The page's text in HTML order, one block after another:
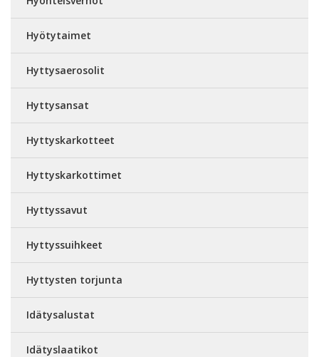
Hyötytaimet
Hyttysaerosolit
Hyttysansat
Hyttyskarkotteet
Hyttyskarkottimet
Hyttyssavut
Hyttyssuihkeet
Hyttysten torjunta
Idätysalustat
Idätyslaatikot